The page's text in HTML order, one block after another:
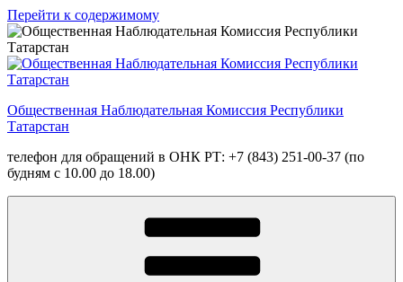
Перейти к содержимому
Общественная Наблюдательная Комиссия Республики
Татарстан
телефон для обращений в ОНК РТ: +7 (843) 251-00-37 (по
будням с 10.00 до 18.00)